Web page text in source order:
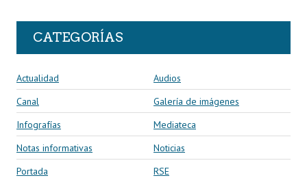
CATEGORÍAS
Actualidad
Audios
Canal
Galería de imágenes
Infografías
Mediateca
Notas informativas
Noticias
Portada
RSE